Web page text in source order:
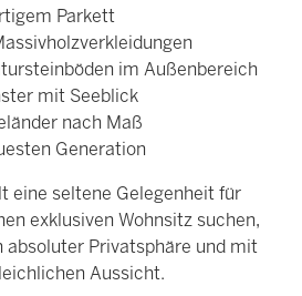
Parkett
im Außenbereich
mit Seeblick
nach Maß
Generation
eine seltene Gelegenheit für
exklusiven Wohnsitz suchen,
absoluter Privatsphäre und mit
Aussicht.